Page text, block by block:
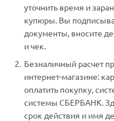
уточнить время и
купюры. Вы
документы, вносите
и чек.
Безналичный расчет
интернет-магазине:
оплатить покупку,
системы СБЕРБАНК.
срок действия и имя